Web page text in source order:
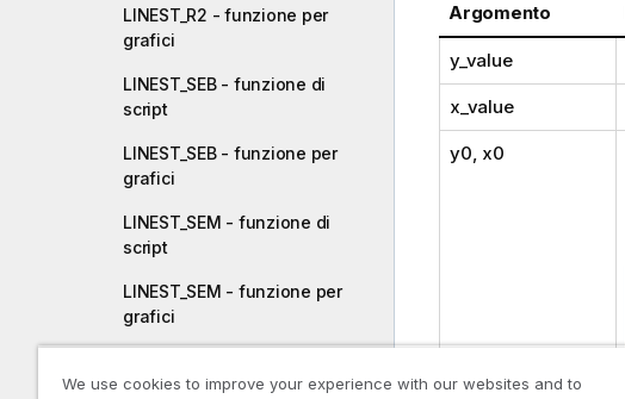
LINEST_R2 - funzione per
grafici
LINEST_SEB - funzione di
script
LINEST_SEB - funzione per
grafici
LINEST_SEM - funzione di
script
LINEST_SEM - funzione per
grafici
script
Argomento
y_value
x_value
y0, x0
We use cookies to improve your experience with our websites and to